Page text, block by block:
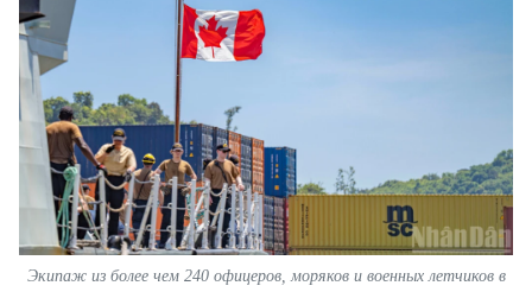
Экипаж из более чем 240 офицеров, моряков и военных летчиков в